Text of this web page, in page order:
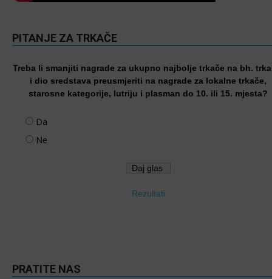
PITANJE ZA TRKAČE
Treba li smanjiti nagrade za ukupno najbolje trkače na bh.
i dio sredstava preusmjeriti na nagrade za lokalne trkače,
starosne kategorije, lutriju i plasman do 10. ili 15. mjesta?
Da
Ne
Rezultati
PRATITE NAS